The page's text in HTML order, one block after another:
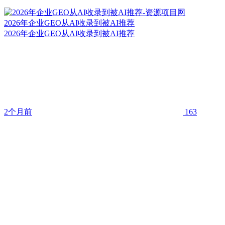
2026年企业GEO从AI收录到被AI推荐
2026年企业GEO从AI收录到被AI推荐
2个月前 163